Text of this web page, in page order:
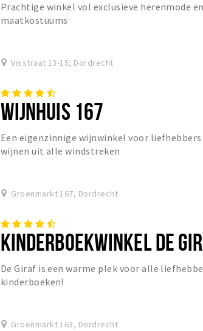
Prachtige winkel vol exclusieve herenmode en
maatkostuums
Visstraat 13-15, Dordrecht
WIJNHUIS 167
Een eigenzinnige wijnwinkel voor liefhebbers
wijnen uit alle windstreken
Groenmarkt 167, Dordrecht
KINDERBOEKWINKEL DE
De Giraf is een warme plek voor alle
kinderboeken!
Groenmarkt 163, Dordrecht